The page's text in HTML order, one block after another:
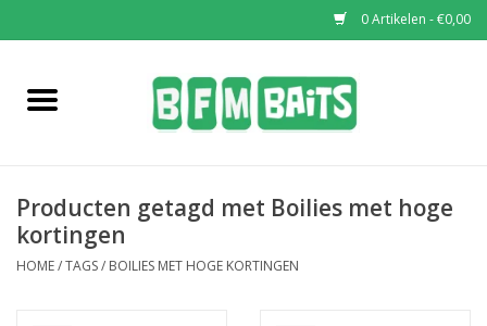
0 Artikelen - €0,00
Home
Pop-Ups
Producten getagd met Boilies met hoge
kortingen
HOME/TAGS/ BOILIES MET HOGE KORTINGEN